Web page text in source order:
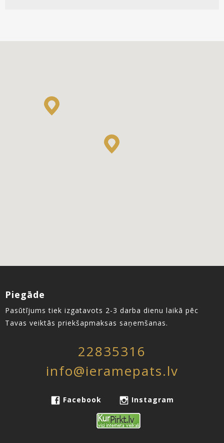
Piegāde
Pasūtījums tiek izgatavots 2-3 darba dienu laikā pēc
Tavas veiktās priekšapmaksas saņemšanas.
22835316
info@ieramepats.lv
Facebook Instagram